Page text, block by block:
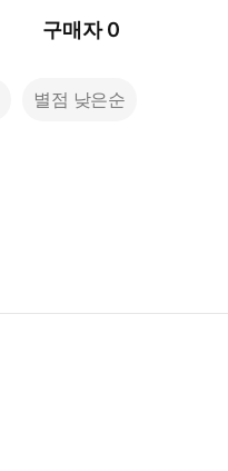
구매자 0
별점 낮은순